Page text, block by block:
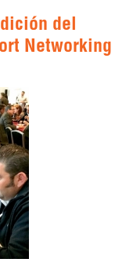
del
Networking